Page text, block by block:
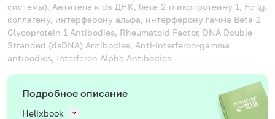
системы), Антитела к ds-ДНК, бета-2-гликопротеину 1, Fc-lg,
коллагену, интерферону альфа, интерферону гамма Beta-2
Glycoprotein 1 Antibodies, Rheumatoid Factor, DNA Double-
Stranded (dsDNA) Antibodies, Anti-interferon-gamma
antibodies, Interferon Alpha Antibodies
Подробное описание
Helixbook